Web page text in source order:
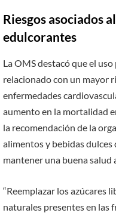
Riesgos asociados
edulcorantes
La OMS destacó que el
relacionado con un mayor
enfermedades
aumento en la mortalidad
la recomendación de la
alimentos y bebidas dulces
mantener una buena salud
“Reemplazar los azúcares
naturales presentes en las